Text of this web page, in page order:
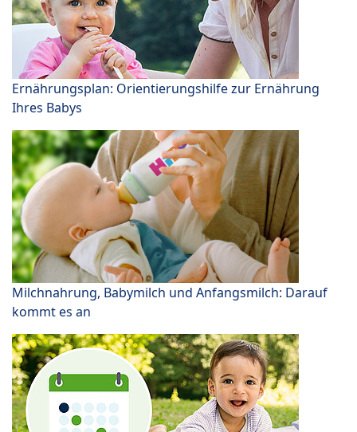
Ernährungsplan: Orientierungshilfe zur Ernährung
Ihres Babys
Milchnahrung, Babymilch und Anfangsmilch: Darauf
kommt es an